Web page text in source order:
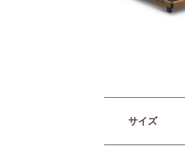
サイズ